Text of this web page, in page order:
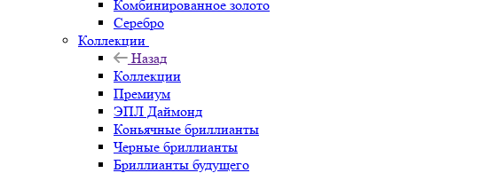
Комбинированное золото
Серебро
Коллекции
Назад
Коллекции
Премиум
ЭПЛ Даймонд
Коньячные бриллианты
Черные бриллианты
Бриллианты будущего